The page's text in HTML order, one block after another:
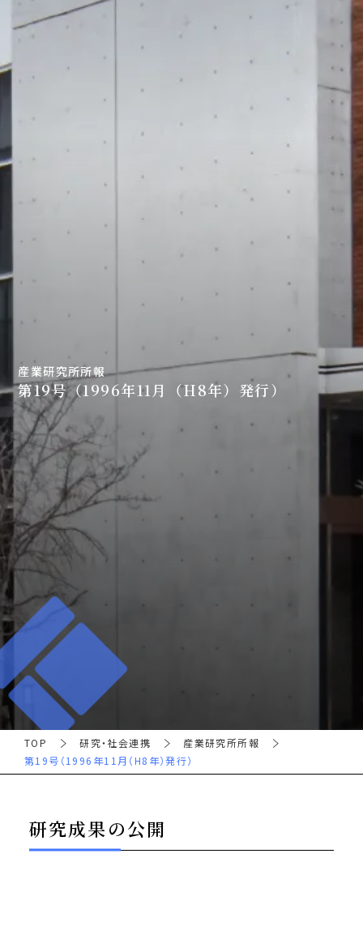
産業研究所所報
第19号（1996年11月（H8年）発行）
TOP 研究・社会連携
産業研究所所報
第19号（1996年11月（H8年）発行）
研究成果の公開